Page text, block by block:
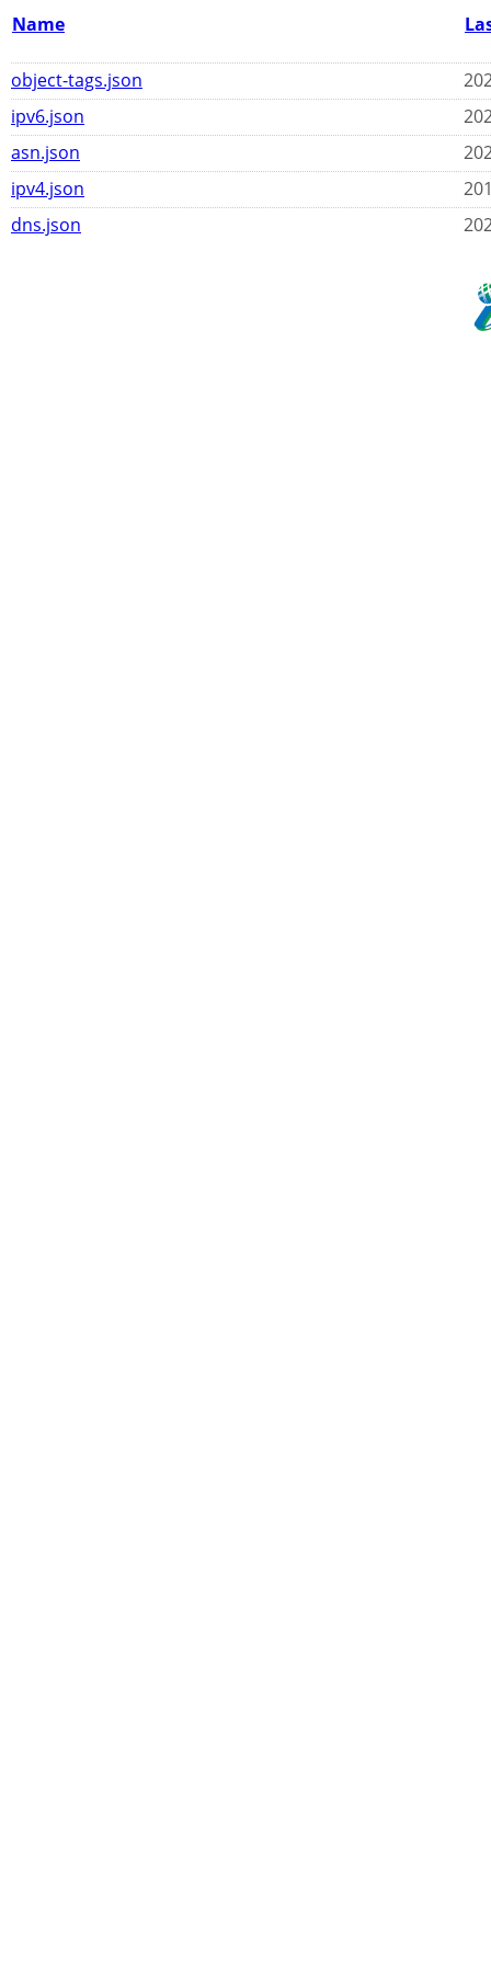
Name
object-tags.json
ipv6.json
asn.json
ipv4.json
dns.json